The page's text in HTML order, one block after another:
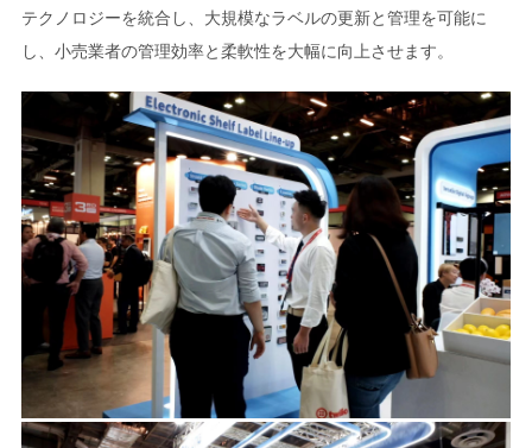
テクノロジーを統合し、大規模なラベルの更新と管理を可能に
し、小売業者の管理効率と柔軟性を大幅に向上させます。